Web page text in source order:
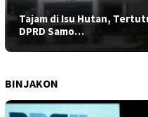
Tajam di Isu Hutan,
DPRD Samo…
BINJAKON